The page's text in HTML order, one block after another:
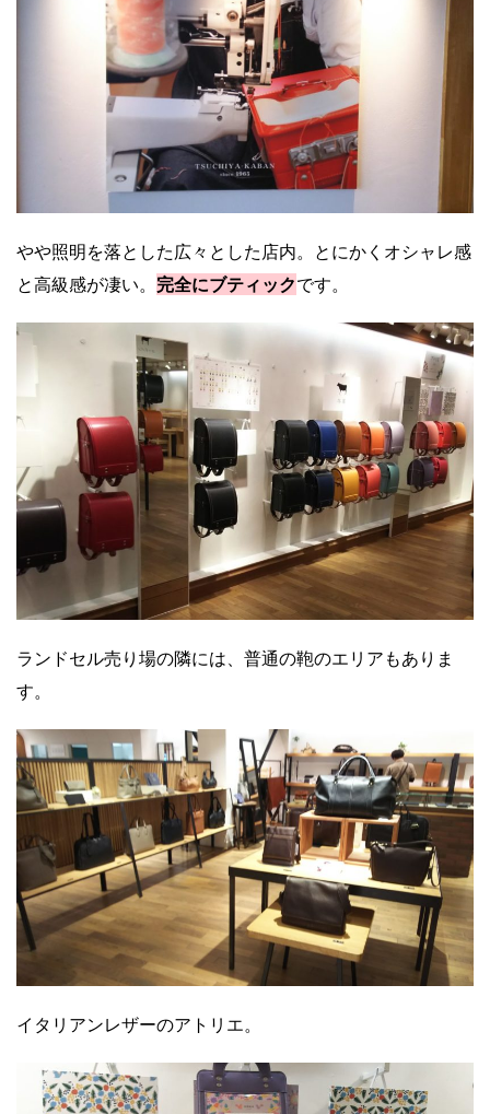
やや照明を落とした広々とした店内。とにかくオシャレ感
と高級感が凄い。 完全にブティックです。
ランドセル売り場の隣には、普通の鞄のエリアもありま
す。
イタリアンレザーのアトリエ。